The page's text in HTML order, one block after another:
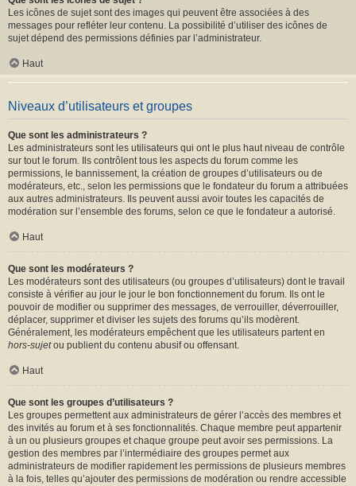
Les icônes de sujet sont des images qui peuvent être associées à des
messages pour refléter leur contenu. La possibilité d’utiliser des icônes de
sujet dépend des permissions définies par l’administrateur.
Haut
Niveaux d’utilisateurs et groupes
Que sont les administrateurs ?
Les administrateurs sont les utilisateurs qui ont le plus haut niveau de contrôle
sur tout le forum. Ils contrôlent tous les aspects du forum comme les
permissions, le bannissement, la création de groupes d’utilisateurs ou de
modérateurs, etc., selon les permissions que le fondateur du forum a attribuées
aux autres administrateurs. Ils peuvent aussi avoir toutes les capacités de
modération sur l’ensemble des forums, selon ce que le fondateur a autorisé.
Haut
Que sont les modérateurs ?
Les modérateurs sont des utilisateurs (ou groupes d’utilisateurs) dont le travail
consiste à vérifier au jour le jour le bon fonctionnement du forum. Ils ont le
pouvoir de modifier ou supprimer des messages, de verrouiller, déverrouiller,
déplacer, supprimer et diviser les sujets des forums qu’ils modèrent.
Généralement, les modérateurs empêchent que les utilisateurs partent en
hors-sujetou publient du contenu abusif ou offensant.
Haut
Que sont les groupes d’utilisateurs ?
Les groupes permettent aux administrateurs de gérer l’accès des membres et
des invités au forum et à ses fonctionnalités. Chaque membre peut appartenir
à un ou plusieurs groupes et chaque groupe peut avoir ses permissions. La
gestion des membres par l’intermédiaire des groupes permet aux
administrateurs de modifier rapidement les permissions de plusieurs membres
à la fois, telles qu’ajouter des permissions de modération ou rendre accessible